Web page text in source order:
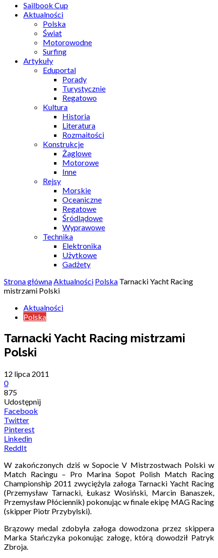
Sailbook Cup
Aktualności
Polska
Świat
Motorowodne
Surfing
Artykuły
Eduportal
Porady
Turystycznie
Regatowo
Kultura
Historia
Literatura
Rozmaitości
Konstrukcje
Żaglowe
Motorowe
Inne
Rejsy
Morskie
Oceaniczne
Regatowe
Śródlądowe
Wyprawowe
Technika
Elektronika
Użytkowe
Gadżety
Strona głównaAktualności Polska Tarnacki Yacht Racing
mistrzami Polski
Aktualności
Polska
Tarnacki Yacht Racing mistrzami
Polski
12 lipca 2011
0
875
Udostępnij
Facebook
Twitter
Pinterest
Linkedin
ReddIt
W zakończonych dziś w Sopocie V Mistrzostwach Polski w
Match Racingu – Pro Marina Sopot Polish Match Racing
Championship 2011 zwyciężyla załoga Tarnacki Yacht Racing
(Przemysław Tarnacki, Łukasz Wosiński, Marcin Banaszek,
Przemysław Płóciennik) pokonując w finale ekipę MAG Racing
(skipper Piotr Przybylski).
Brązowy medal zdobyła załoga dowodzona przez skippera
Marka Stańczyka pokonując załogę, którą dowodził Patryk
Zbroja.